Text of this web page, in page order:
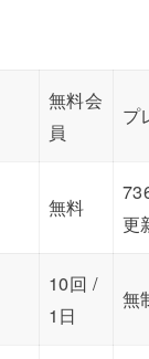
無料会
員
プ
無料
更
10回 /
1日
無